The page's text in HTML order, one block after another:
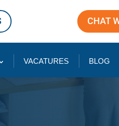
CHAT
VACATURES BLOG